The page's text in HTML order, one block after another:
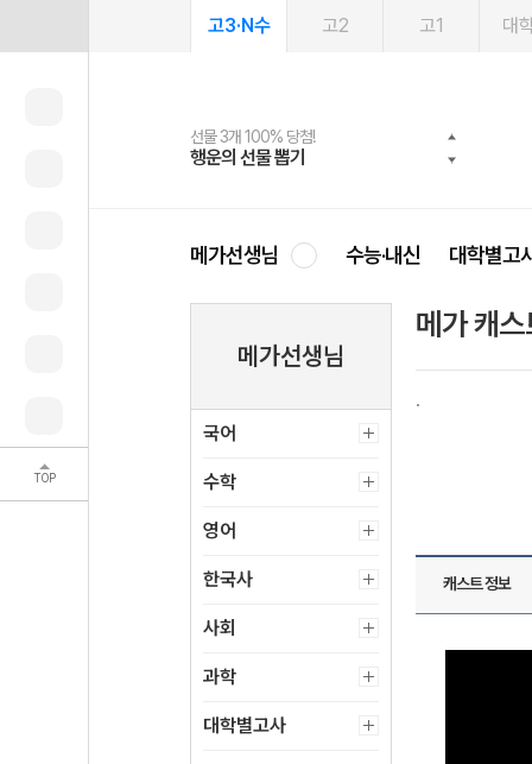
TOP
고3·N수 고2 고1 대
선물 3개 100% 당첨!
행운의 선물 뽑기
선물 100% 증정!
메가스터디 X 올리브
여름방학 스터디 캐시백
메가런 썸머스쿨
2027 러셀 단과
강사 공개선발
스마트러닝앱
설문 EVENT
메가패스
3일 무료 체험권
메가패스 수강생 무료혜택!
메가클럽 멤버십
사회공헌 캠페인
희망이룸 메가나눔
메가선생님 수능·내신 대학별고
메가선생님
국어
수학
영어
한국사
사회
과학
대학별고사
메가 캐스
캐스트 정보